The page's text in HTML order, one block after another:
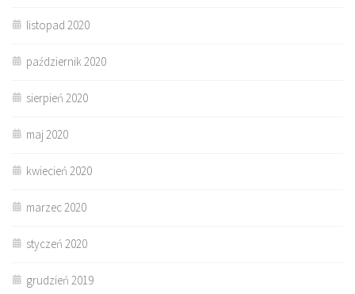
listopad 2020
październik 2020
sierpień 2020
maj 2020
kwiecień 2020
marzec 2020
styczeń 2020
grudzień 2019